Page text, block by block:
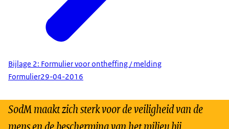
Bijlage 2: Formulier voor ontheffing / melding
Formulier29-04-2016
SodM maakt zich sterk voor de veiligheid van de